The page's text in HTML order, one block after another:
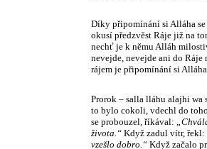
Díky připomínání si Alláha
okusí předzvěst Ráje již na
nechť je k němu Alláh
nevejde, nevejde ani do Ráje
rájem je připomínání si
Prorok – salla lláhu alajhi wa
to bylo cokoli, vdechl do
se probouzel, říkával:
života.“Když zadul vítr, řekl:
vzešlo dobro.“Když začalo